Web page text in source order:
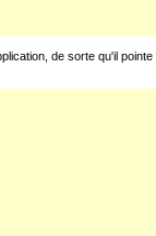
de sorte qu'il